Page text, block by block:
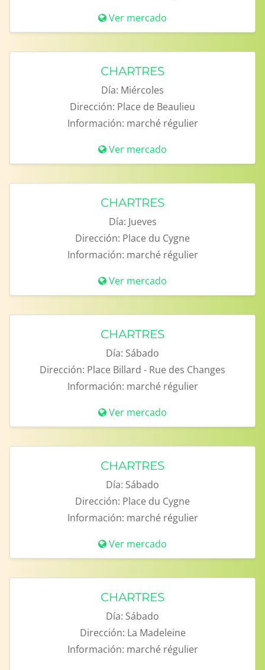
Ver mercado
CHARTRES
Día: Miércoles
Dirección: Place de Beaulieu
Información: marché régulier
Ver mercado
CHARTRES
Día: Jueves
Dirección: Place du Cygne
Información: marché régulier
Ver mercado
CHARTRES
Día: Sábado
Dirección: Place Billard - Rue des Changes
Información: marché régulier
Ver mercado
CHARTRES
Día: Sábado
Dirección: Place du Cygne
Información: marché régulier
Ver mercado
CHARTRES
Día: Sábado
Dirección: La Madeleine
Información: marché régulier